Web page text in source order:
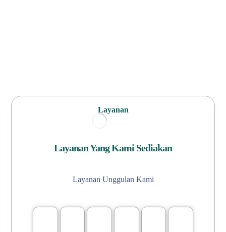
Layanan
Layanan Yang Kami Sediakan
Layanan Unggulan Kami